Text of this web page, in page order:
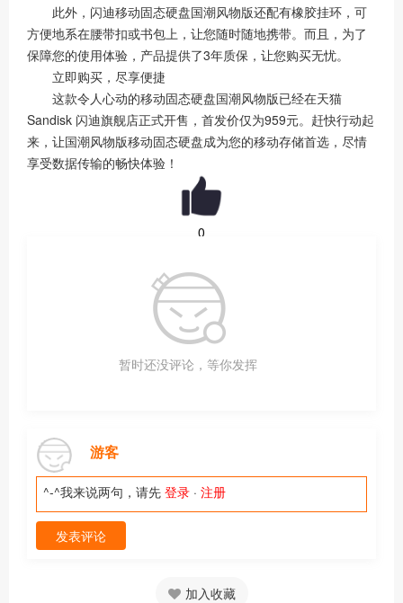
此外，闪迪移动固态硬盘国潮风物版还配有橡胶挂环，可
方便地系在腰带扣或书包上，让您随时随地携带。而且，为了
保障您的使用体验，产品提供了3年质保，让您购买无忧。
立即购买，尽享便捷
这款令人心动的移动固态硬盘国潮风物版已经在天猫
Sandisk 闪迪旗舰店正式开售，首发价仅为959元。赶快行动起
来，让国潮风物版移动固态硬盘成为您的移动存储首选，尽情
享受数据传输的畅快体验！
0
暂时还没评论，等你发挥
游客
^-^我来说两句，请先 登录 · 注册
发表评论
加入收藏